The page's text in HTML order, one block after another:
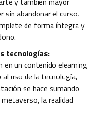
sin abandonar el curso,
de forma íntegra y
tecnologías:
en un contenido elearning
al uso de la tecnología,
se hace sumando
la realidad